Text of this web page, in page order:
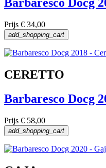
Barbaresco Docg
Prijs € 34,00
add_shopping_cart
CERETTO
Barbaresco Docg
Prijs € 58,00
add_shopping_cart